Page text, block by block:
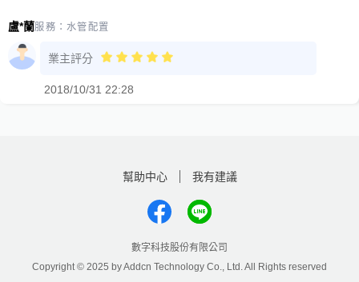
盧*蘭服務： 水管配置
業主評分
2018/10/31 22:28
幫助中心 我有建議
數字科技股份有限公司
Copyright © 2025 by Addcn Technology Co., Ltd. All Rights reserved